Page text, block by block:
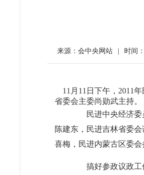
来源：会中央网站 时间
11月11日下午，2011
省委会主委尚勋武主持。
民进中央经济
陈建东，民进吉林省委
喜梅，民进内蒙古区委
搞好参政议政